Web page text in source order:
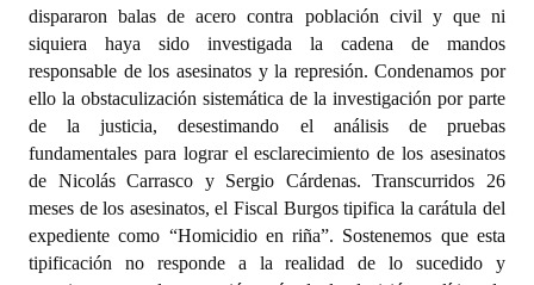
dispararon balas de acero contra población civil y que ni
siquiera haya sido investigada la cadena de mandos
responsable de los asesinatos y la represión. Condenamos por
ello la obstaculización sistemática de la investigación por parte
de la justicia, desestimando el análisis de pruebas
fundamentales para lograr el esclarecimiento de los asesinatos
de Nicolás Carrasco y Sergio Cárdenas. Transcurridos 26
meses de los asesinatos, el Fiscal Burgos tipifica la carátula del
expediente como “Homicidio en riña”. Sostenemos que esta
tipificación no responde a la realidad de lo sucedido y